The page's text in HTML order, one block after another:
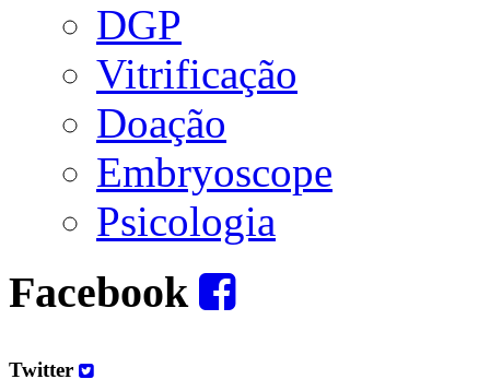
DGP
Vitrificação
Doação
Embryoscope
Psicologia
Facebook
Twitter